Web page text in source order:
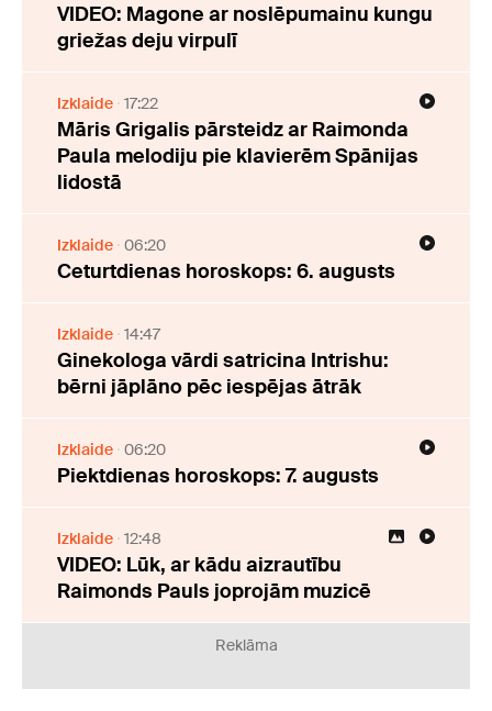
VIDEO: Magone ar noslēpumainu kungu
griežas deju virpulī
Izklaide 17:22
Māris Grigalis pārsteidz ar Raimonda
Paula melodiju pie klavierēm Spānijas
lidostā
Izklaide 06:20
Ceturtdienas horoskops: 6. augusts
Izklaide 14:47
Ginekologa vārdi satricina Intrishu:
bērni jāplāno pēc iespējas ātrāk
Izklaide 06:20
Piektdienas horoskops: 7. augusts
Izklaide 12:48
VIDEO: Lūk, ar kādu aizrautību
Raimonds Pauls joprojām muzicē
Reklāma